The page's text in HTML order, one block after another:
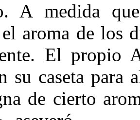
A medida
aroma de los
El propio
su caseta para
de cierto